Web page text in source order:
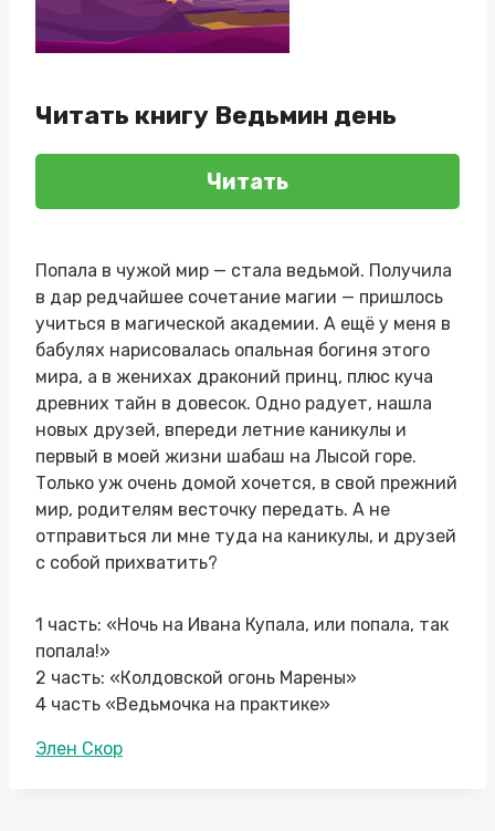
Читать книгу Ведьмин день
Читать
Попала в чужой мир — стала ведьмой. Получила
в дар редчайшее сочетание магии — пришлось
учиться в магической академии. А ещё у меня в
бабулях нарисовалась опальная богиня этого
мира, а в женихах драконий принц, плюс куча
древних тайн в довесок. Одно радует, нашла
новых друзей, впереди летние каникулы и
первый в моей жизни шабаш на Лысой горе.
Только уж очень домой хочется, в свой прежний
мир, родителям весточку передать. А не
отправиться ли мне туда на каникулы, и друзей
с собой прихватить?
1 часть: «Ночь на Ивана Купала, или попала, так
попала!»
2 часть: «Колдовской огонь Марены»
4 часть «Ведьмочка на практике»
Метки
Элен Скор